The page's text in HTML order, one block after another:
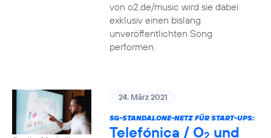
von o2.de/music wird sie dabei
exklusiv einen bislang
unveröffentlichten Song
performen.
24. März 2021
5G-STANDALONE-NETZ FÜR START-UPS:
Telefónica / O2 und